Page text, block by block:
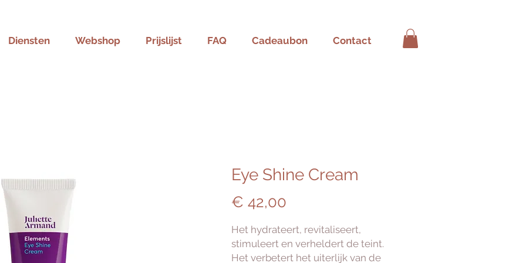
Diensten Webshop Prijslijst FAQ Cadeaubon Contact
Eye Shine Cream
€ 42,00
Het hydrateert, revitaliseert,
stimuleert en verheldert de teint.
Het verbetert het uiterlijk van de